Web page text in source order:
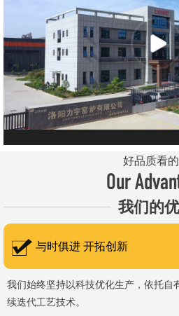
元件、高温窑具等。 历经二十余年
定、性能可靠，应用场景覆盖高校、
务于粉末、冶金、电子、煤炭、医药
种新材料、耐火材料、新能源、航天
处理等行业，产品覆盖国内多省市，
区。 近年来，公司通过理念更新、
稳步增长，国内市场份额稳步提升，
誉证书。 在产品技术方面，公司坚
研发LYL系列节能精密型智能化电炉
权威认证。产品具备升温快、节能效
程度高、运行稳定、保温性能优良、全
盟CE认证。 公司凭借技术积累与产
认定：高新 技术企业、科技型中小企
好品质看
Our
我们的
与时俱进 开拓创新
我们始终坚持以科技优化生产，依托自
续迭代工艺技术。